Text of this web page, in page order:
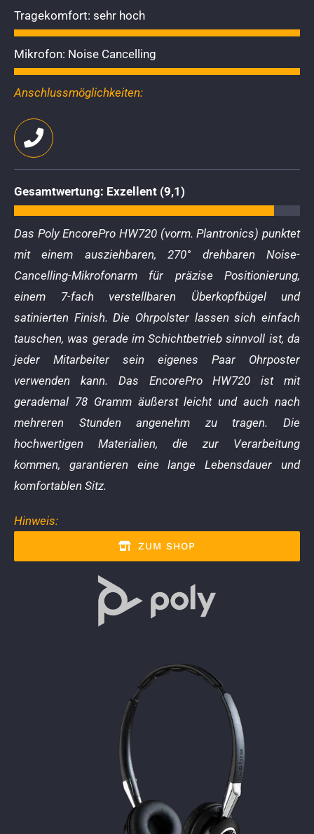
Tragekomfort: sehr hoch
Mikrofon: Noise Cancelling
Anschlussmöglichkeiten:
Gesamtwertung: Exzellent (9,1)
Das Poly EncorePro HW720 (vorm. Plantronics) punktet
mit einem ausziehbaren, 270° drehbaren Noise-
Cancelling-Mikrofonarm für präzise Positionierung,
einem 7-fach verstellbaren Überkopfbügel und
satinierten Finish. Die Ohrpolster lassen sich einfach
tauschen, was gerade im Schichtbetrieb sinnvoll ist, da
jeder Mitarbeiter sein eigenes Paar Ohrposter
verwenden kann. Das EncorePro HW720 ist mit
gerademal 78 Gramm äußerst leicht und auch nach
mehreren Stunden angenehm zu tragen. Die
hochwertigen Materialien, die zur Verarbeitung
kommen, garantieren eine lange Lebensdauer und
komfortablen Sitz.
Hinweis:
ZUM SHOP